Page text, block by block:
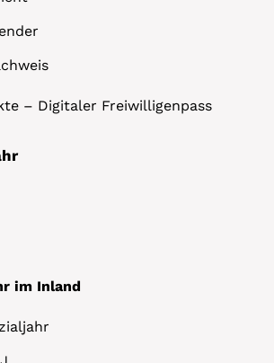
– Digitaler Freiwilligenpass
im Inland